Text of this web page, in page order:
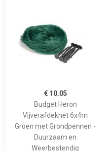
€ 10.05
Budget Heron
Vijverafdeknet 6x4m
Groen met Grondpennen -
Duurzaam en
Weerbestendig